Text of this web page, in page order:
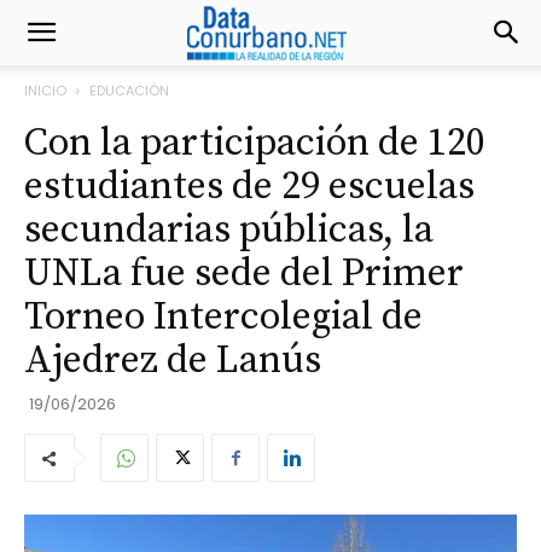
INICIO EDUCACIÓN
Con la participación de 120
estudiantes de 29 escuelas
secundarias públicas, la
UNLa fue sede del Primer
Torneo Intercolegial de
Ajedrez de Lanús
19/06/2026